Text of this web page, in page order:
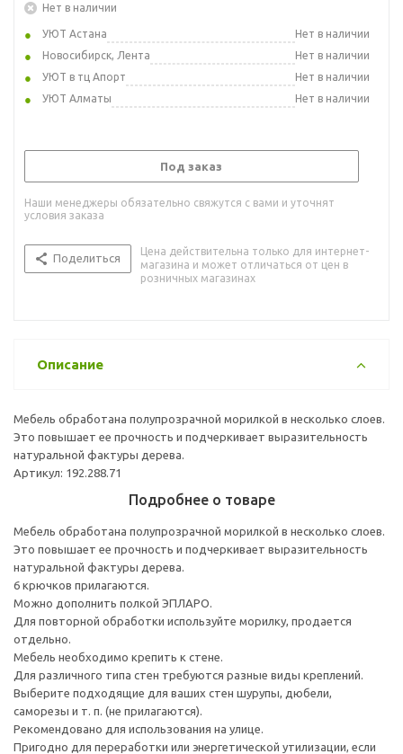
Нет в наличии
УЮТ Астана
Нет в наличии
Новосибирск, Лента
Нет в наличии
УЮТ в тц Апорт
Нет в наличии
УЮТ Алматы
Нет в наличии
Под заказ
Наши менеджеры обязательно свяжутся с вами и уточнят
условия заказа
Поделиться
Цена действительна только для интернет-
магазина и может отличаться от цен в
розничных магазинах
Описание
Мебель обработана полупрозрачной морилкой в несколько слоев.
Это повышает ее прочность и подчеркивает выразительность
натуральной фактуры дерева.
Артикул: 192.288.71
Подробнее о товаре
Мебель обработана полупрозрачной морилкой в несколько слоев.
Это повышает ее прочность и подчеркивает выразительность
натуральной фактуры дерева.
6 крючков прилагаются.
Можно дополнить полкой ЭПЛАРО.
Для повторной обработки используйте морилку, продается
отдельно.
Мебель необходимо крепить к стене.
Для различного типа стен требуются разные виды креплений.
Выберите подходящие для ваших стен шурупы, дюбели,
саморезы и т. п. (не прилагаются).
Рекомендовано для использования на улице.
Пригодно для переработки или энергетической утилизации, если